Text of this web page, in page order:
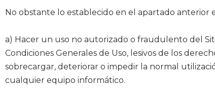
No obstante lo establecido en el apartado anterior
a) Hacer un uso no autorizado o fraudulento del
Condiciones Generales de Uso, lesivos de los
sobrecargar, deteriorar o impedir la normal
cualquier equipo informático.